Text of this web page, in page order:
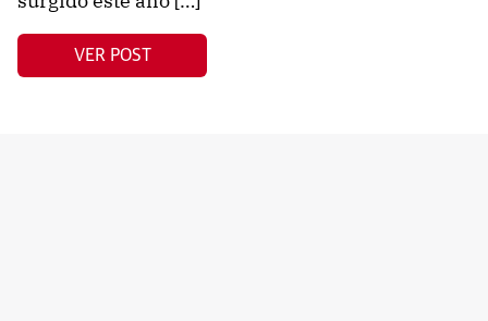
VER POST